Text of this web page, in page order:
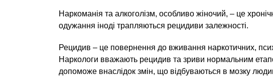
Наркоманія та алкоголізм, особливо жіночий, – це
одужання іноді трапляються рецидиви залежності.
Рецидив – це повернення до вживання наркотичних,
Наркологи вважають рецидив та зриви нормальним
допоможе внаслідок змін, що відбуваються в мозку